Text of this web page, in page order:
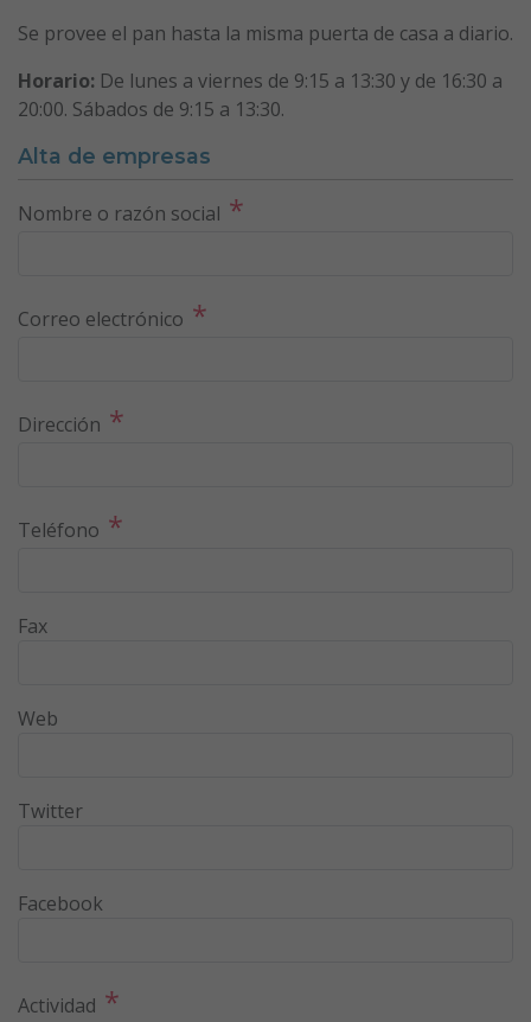
Se provee el pan hasta la misma puerta de casa a diario.
Horario: De lunes a viernes de 9:15 a 13:30 y de 16:30 a
20:00. Sábados de 9:15 a 13:30.
Alta de empresas
Nombre o razón social *
Correo electrónico *
Dirección *
Teléfono *
Fax
Web
Twitter
Facebook
Actividad *